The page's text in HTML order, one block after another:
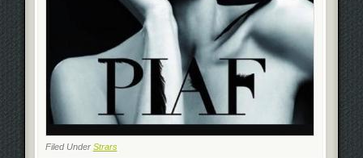
Filed Under Strars